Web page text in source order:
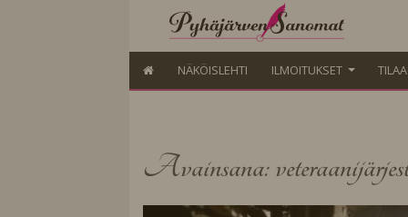
NÄKÖISLEHTI ILMOITUKSET
Avainsana: